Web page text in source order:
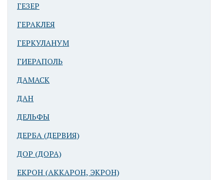
Афек.
Акрополь. На
плане - руины
резиденции
египетского
наместника.
Афек. Остатки
ГЕЗЕР
ГЕРАКЛЕЯ
ГЕРКУЛАНУМ
ГИЕРАПОЛЬ
ДАМАСК
ДАН
ДЕЛЬФЫ
ДЕРБА (ДЕРВИЯ)
ДОР (ДОРА)
ЕКРОН (АККАРОН, ЭКРОН)